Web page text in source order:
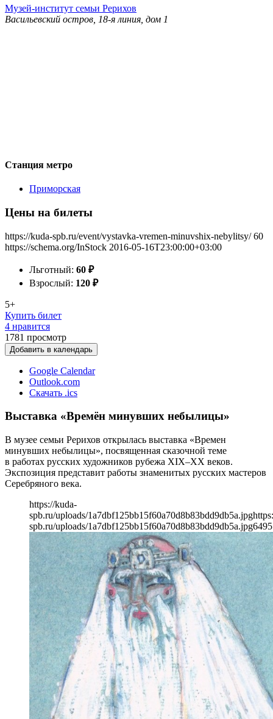
Музей-институт семьи Рерихов
Васильевский остров, 18-я линия, дом 1
Станция метро
Приморская
Цены на билеты
https://kuda-spb.ru/event/vystavka-vremen-minuvshix-nebylitsy/ 60
https://schema.org/InStock 2016-05-16T23:00:00+03:00
Льготный: 60 ₽
Взрослый: 120 ₽
5+
Купить билет
4 нравится
1781 просмотр
Добавить в календарь
Google Calendar
Outlook.com
Скачать .ics
Выставка «Времён минувших небылицы»
В музее семьи Рерихов открылась выставка «Времен
минувших небылицы», посвященная сказочной теме
в работах русских художников рубежа XIX–XX веков.
Экспозиция представит работы знаменитых русских мастеров
Серебряного века.
https://kuda-
spb.ru/uploads/1a7dbf125bb15f60a70d8b83bdd9db5a.jpg
spb.ru/uploads/1a7dbf125bb15f60a70d8b83bdd9db5a.jpg649